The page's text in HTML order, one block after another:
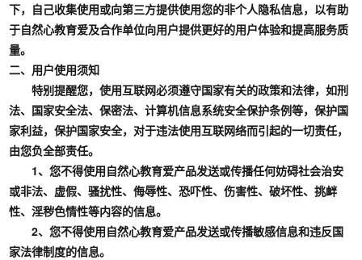
下，自己收集使用或向第三方提供使用您的非个人隐私信息，以有助
于自然心教育爱及合作单位向用户提供更好的用户体验和提高服务质
量。
二、用户使用须知
特别提醒您，使用互联网必须遵守国家有关的政策和法律，如刑
法、国家安全法、保密法、计算机信息系统安全保护条例等，保护国
家利益，保护国家安全，对于违法使用互联网络而引起的一切责任，
由您负全部责任。
1、您不得使用自然心教育爱产品发送或传播任何妨碍社会治安
或非法、虚假、骚扰性、侮辱性、恐吓性、伤害性、破坏性、挑衅
性、淫秽色情性等内容的信息。
2、您不得使用自然心教育爱产品发送或传播敏感信息和违反国
家法律制度的信息。